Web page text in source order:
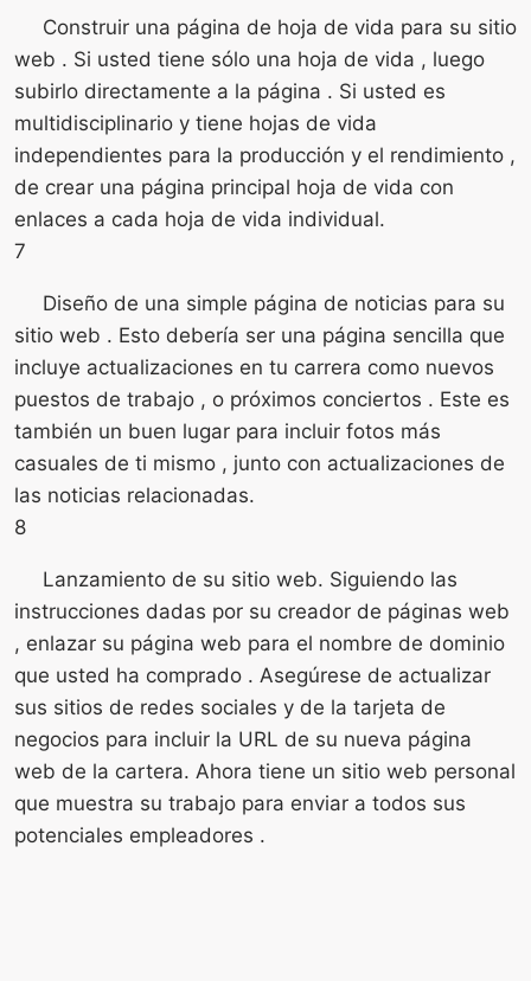
Construir una página de hoja de vida para su sitio
web . Si usted tiene sólo una hoja de vida , luego
subirlo directamente a la página . Si usted es
multidisciplinario y tiene hojas de vida
independientes para la producción y el rendimiento ,
de crear una página principal hoja de vida con
enlaces a cada hoja de vida individual.
7
Diseño de una simple página de noticias para su
sitio web . Esto debería ser una página sencilla que
incluye actualizaciones en tu carrera como nuevos
puestos de trabajo , o próximos conciertos . Este es
también un buen lugar para incluir fotos más
casuales de ti mismo , junto con actualizaciones de
las noticias relacionadas.
8
Lanzamiento de su sitio web. Siguiendo las
instrucciones dadas por su creador de páginas web
, enlazar su página web para el nombre de dominio
que usted ha comprado . Asegúrese de actualizar
sus sitios de redes sociales y de la tarjeta de
negocios para incluir la URL de su nueva página
web de la cartera. Ahora tiene un sitio web personal
que muestra su trabajo para enviar a todos sus
potenciales empleadores .